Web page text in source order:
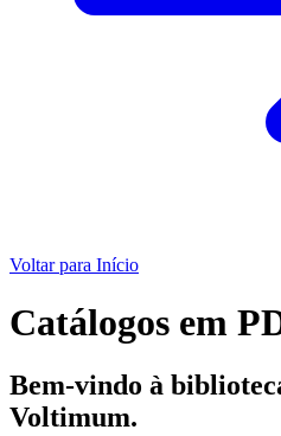
Voltar para Início
Catálogos em
Bem-vindo à
Voltimum.